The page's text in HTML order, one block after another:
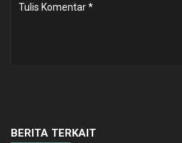
BERITA TERKAIT